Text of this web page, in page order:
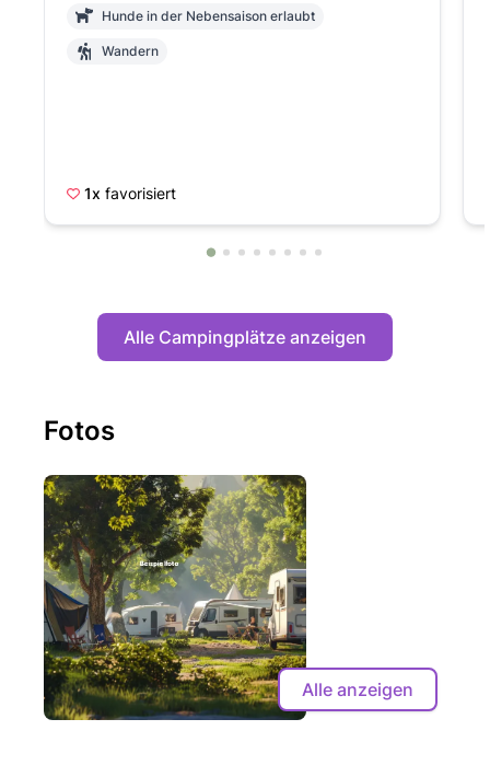
Hunde in der Nebensaison erlaubt
Wandern
1x favorisiert
Alle Campingplätze anzeigen
Fotos
Alle anzeigen